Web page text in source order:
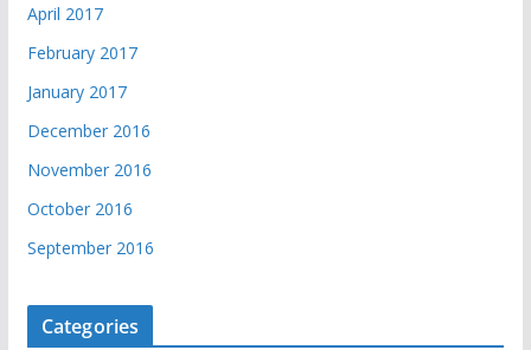
April 2017
February 2017
January 2017
December 2016
November 2016
October 2016
September 2016
Categories